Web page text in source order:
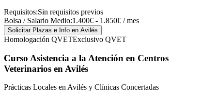
Requisitos:Sin requisitos previos
Bolsa / Salario Medio:1.400€ - 1.850€ / mes
Solicitar Plazas e Info en Avilés
Homologación QVETExclusivo QVET
Curso Asistencia a la Atención en Centros
Veterinarios en Avilés
Prácticas Locales en Avilés y Clínicas Concertadas